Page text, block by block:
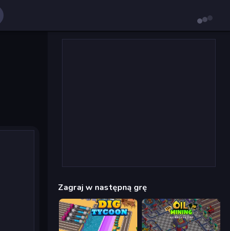
Zagraj w następną grę